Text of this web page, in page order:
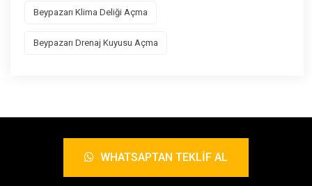
Beypazarı Klima Deliği Açma
Beypazarı Drenaj Kuyusu Açma
WHATSAPTAN TEKLIF AL